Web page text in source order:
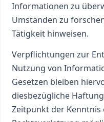
Informationen zu
Umständen zu
Tätigkeit hinweisen.
Verpflichtungen zur
Nutzung von
Gesetzen bleiben
diesbezügliche
Zeitpunkt der